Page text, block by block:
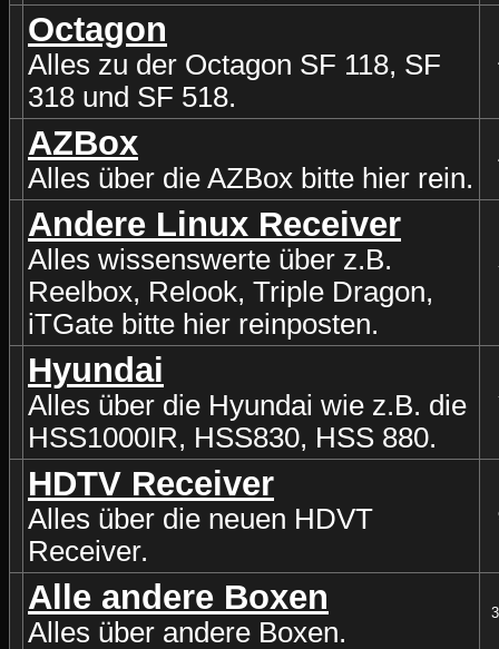
Octagon
Alles zu der Octagon SF 118, SF
318 und SF 518.
AZBox
Alles über die AZBox bitte hier rein.
Andere Linux Receiver
Alles wissenswerte über z.B.
Reelbox, Relook, Triple Dragon,
iTGate bitte hier reinposten.
Hyundai
Alles über die Hyundai wie z.B. die
HSS1000IR, HSS830, HSS 880.
HDTV Receiver
Alles über die neuen HDVT
Receiver.
Alle andere Boxen
Alles über andere Boxen.